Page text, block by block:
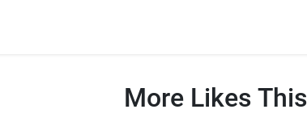
More Likes This